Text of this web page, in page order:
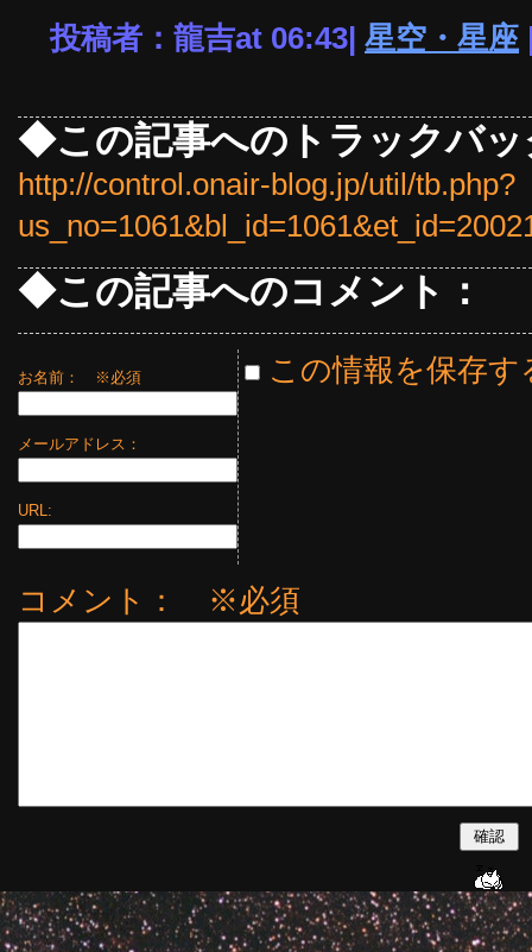
投稿者：龍吉at 06:43| 星空・星座
◆この記事へのトラックバッ
http://control.onair-blog.jp/util/tb.php?
◆この記事へのコメント：
お名前： ※必須
メールアドレス：
URL:
この情報を保存す
コメント： ※必須